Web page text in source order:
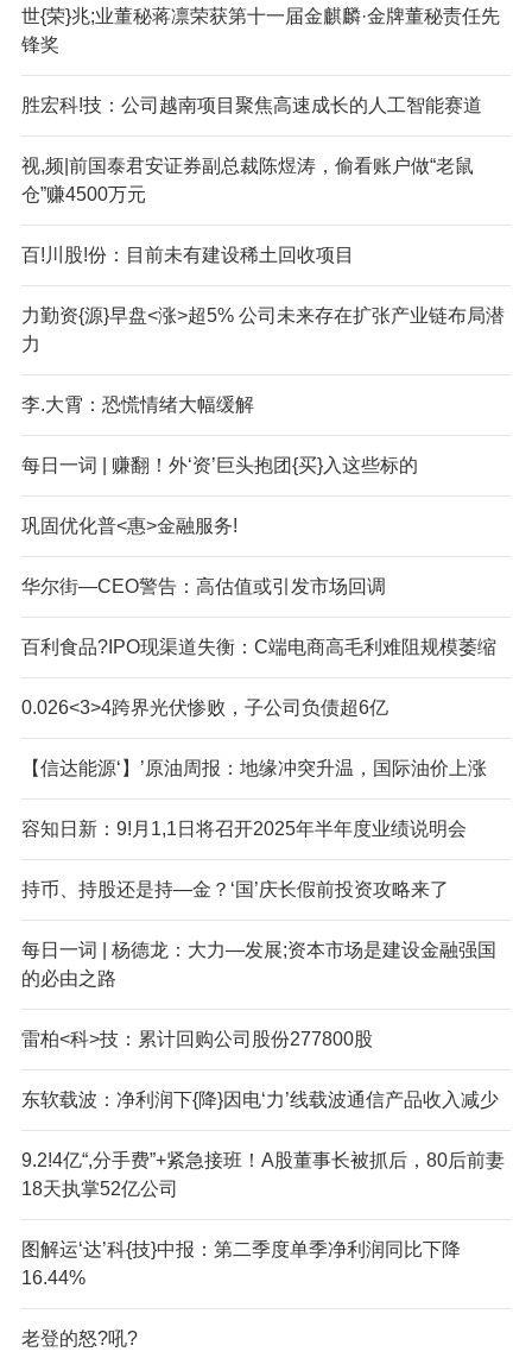
世{荣}兆;业董秘蒋凛荣获第十一届金麒麟·金牌董秘责任先
锋奖
胜宏科!技：公司越南项目聚焦高速成长的人工智能赛道
视,频|前国泰君安证券副总裁陈煜涛，偷看账户做“老鼠
仓”赚4500万元
百!川股!份：目前未有建设稀土回收项目
力勤资{源}早盘<涨>超5% 公司未来存在扩张产业链布局潜
力
李.大霄：恐慌情绪大幅缓解
每日一词 | 赚翻！外‘资’巨头抱团{买}入这些标的
巩固优化普<惠>金融服务!
华尔街—CEO警告：高估值或引发市场回调
百利食品?IPO现渠道失衡：C端电商高毛利难阻规模萎缩
0.026<3>4跨界光伏惨败，子公司负债超6亿
【信达能源‘】’原油周报：地缘冲突升温，国际油价上涨
容知日新：9!月1,1日将召开2025年半年度业绩说明会
持币、持股还是持—金？‘国’庆长假前投资攻略来了
每日一词 | 杨德龙：大力—发展;资本市场是建设金融强国
的必由之路
雷柏<科>技：累计回购公司股份277800股
东软载波：净利润下{降}因电‘力’线载波通信产品收入减少
9.2!4亿“,分手费”+紧急接班！A股董事长被抓后，80后前妻
18天执掌52亿公司
图解运‘达’科{技}中报：第二季度单季净利润同比下降
16.44%
老登的怒?吼?